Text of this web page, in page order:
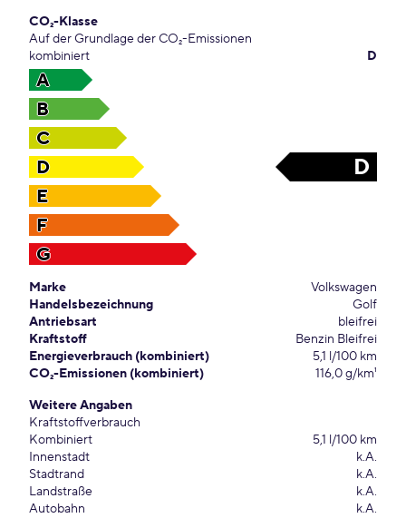
CO₂-Klasse
Auf der Grundlage der CO₂-Emissionen
kombiniert
D
A
B
C
D
D
E
F
G
Marke
Volkswagen
Handelsbezeichnung
Golf
Antriebsart
bleifrei
Kraftstoff
Benzin Bleifrei
Energieverbrauch (kombiniert)
5,1 l/100 km
CO₂-Emissionen (kombiniert)
116,0 g/km¹
Weitere Angaben
Kraftstoffverbrauch
Kombiniert
5,1 l/100 km
Innenstadt
k.A.
Stadtrand
k.A.
Landstraße
k.A.
Autobahn
k.A.